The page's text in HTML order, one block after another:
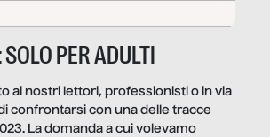
PER ADULTI
ai nostri lettori, professionisti o in via
confrontarsi con una delle tracce
La domanda a cui volevamo